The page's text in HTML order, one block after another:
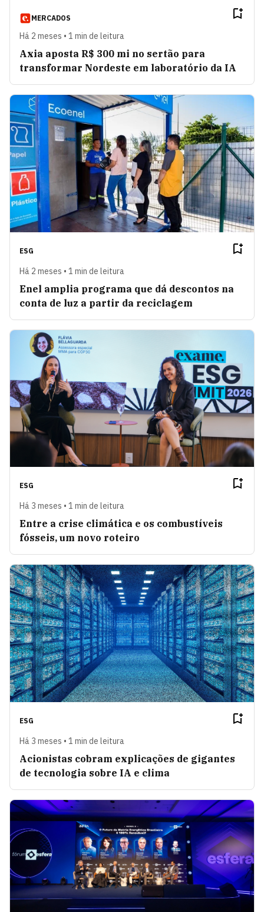
MERCADOS
Há 2 meses • 1 min de leitura
Axia aposta R$ 300 mi no sertão para
transformar Nordeste em laboratório da IA
ESG
Há 2 meses • 1 min de leitura
Enel amplia programa que dá descontos na
conta de luz a partir da reciclagem
ESG
Há 3 meses • 1 min de leitura
Entre a crise climática e os combustíveis
fósseis, um novo roteiro
ESG
Há 3 meses • 1 min de leitura
Acionistas cobram explicações de gigantes
de tecnologia sobre IA e clima